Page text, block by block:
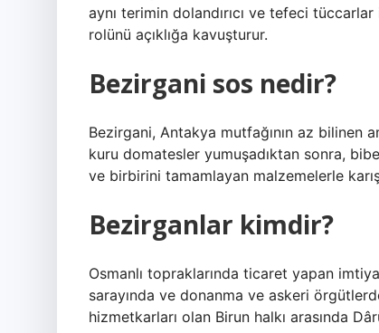
aynı terimin dolandırıcı ve tefeci
rolünü açıklığa kavuşturur.
Bezirgani sos nedir?
Bezirgani, Antakya mutfağının az
kuru domatesler yumuşadıktan sonra,
ve birbirini tamamlayan malzemelerle
Bezirganlar kimdir?
Osmanlı topraklarında ticaret yapan
sarayında ve donanma ve askeri
hizmetkarları olan Birun halkı arasında